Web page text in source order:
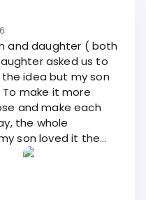
and daughter ( both
asked us to
the idea but my son
To make it more
and make each
the whole
son loved it the
and Putra who